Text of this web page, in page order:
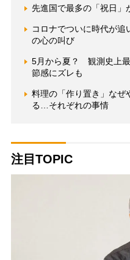
先進国で最多の「祝日」
コロナでついに時代が
の心の叫び
5月から夏？ 観測史上
節感にズレも
料理の「作り置き」な
る…それぞれの事情
注目TOPIC